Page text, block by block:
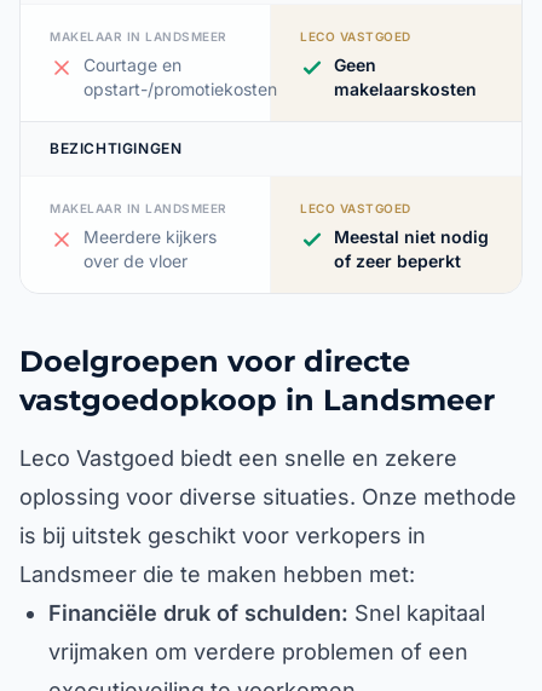
MAKELAAR IN LANDSMEER
Courtage en
opstart-/promotiekosten
LECO VASTGOED
Geen
makelaarskosten
BEZICHTIGINGEN
MAKELAAR IN LANDSMEER
Meerdere kijkers
over de vloer
LECO VASTGOED
Meestal niet nodig
of zeer beperkt
Doelgroepen voor directe
vastgoedopkoop in Landsmeer
Leco Vastgoed biedt een snelle en zekere
oplossing voor diverse situaties. Onze methode
is bij uitstek geschikt voor verkopers in
Landsmeer die te maken hebben met:
Financiële druk of schulden: Snel kapitaal
vrijmaken om verdere problemen of een